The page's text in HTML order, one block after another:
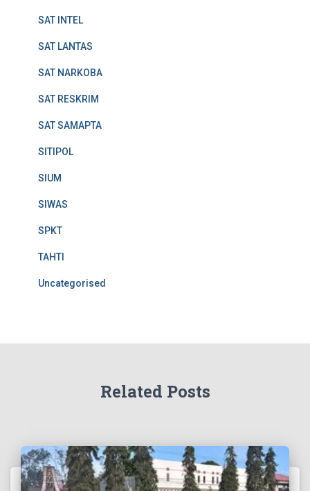
SAT INTEL
SAT LANTAS
SAT NARKOBA
SAT RESKRIM
SAT SAMAPTA
SITIPOL
SIUM
SIWAS
SPKT
TAHTI
Uncategorised
Related Posts